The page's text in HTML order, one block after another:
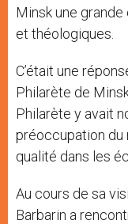
Minsk une
et théologiques.
C’était une
Philarète de
Philarète y avait
préoccupation du
qualité dans les
Au cours de sa
Barbarin a